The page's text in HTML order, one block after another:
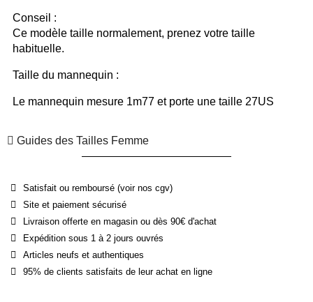
Conseil :
Ce modèle taille normalement, prenez votre taille
habituelle.
Taille du mannequin :
Le mannequin mesure 1m77 et porte une taille 27US
Guides des Tailles Femme
Satisfait ou remboursé (voir nos cgv)
Site et paiement sécurisé
Livraison offerte en magasin ou dès 90€ d'achat
Expédition sous 1 à 2 jours ouvrés
Articles neufs et authentiques
95% de clients satisfaits de leur achat en ligne